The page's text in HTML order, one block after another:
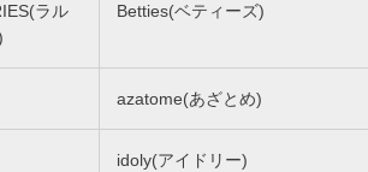
ラル
Betties(ベティーズ)
azatome(あざとめ)
idoly(アイドリー)